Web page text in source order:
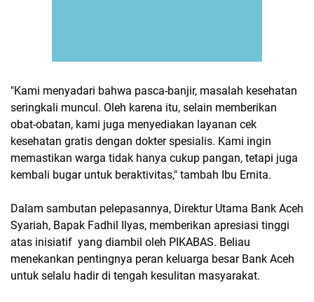
​"Kami menyadari bahwa pasca-banjir, masalah kesehatan
seringkali muncul. Oleh karena itu, selain memberikan
obat-obatan, kami juga menyediakan layanan cek
kesehatan gratis dengan dokter spesialis. Kami ingin
memastikan warga tidak hanya cukup pangan, tetapi juga
kembali bugar untuk beraktivitas," tambah Ibu Ernita.
​Dalam sambutan pelepasannya, Direktur Utama Bank Aceh
Syariah, Bapak Fadhil Ilyas, memberikan apresiasi tinggi
atas inisiatif yang diambil oleh PIKABAS. Beliau
menekankan pentingnya peran keluarga besar Bank Aceh
untuk selalu hadir di tengah kesulitan masyarakat.